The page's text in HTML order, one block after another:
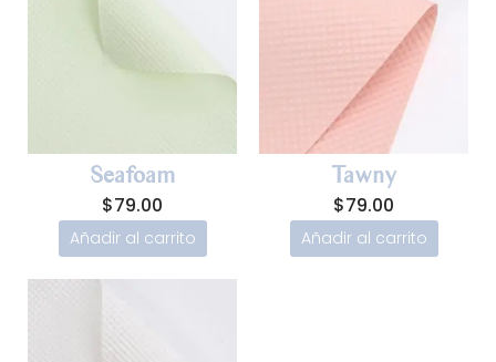
Seafoam
$79.00
Añadir al carrito
Tawny
$79.00
Añadir al carrito